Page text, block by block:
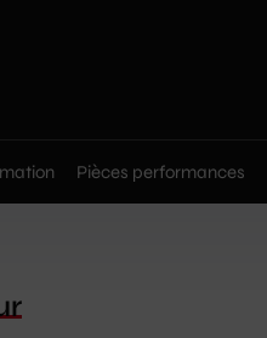
Pièces performances